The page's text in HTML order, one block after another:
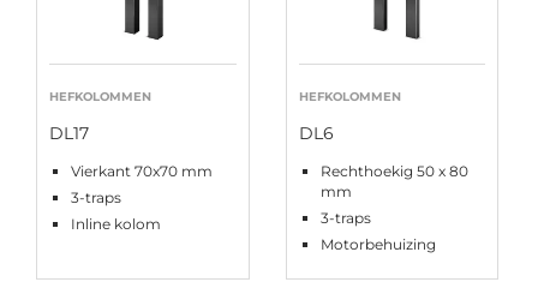
HEFKOLOMMEN
DL17
Vierkant 70x70 mm
3-traps
Inline kolom
HEFKOLOMMEN
DL6
Rechthoekig 50 x 80
mm
3-traps
Motorbehuizing